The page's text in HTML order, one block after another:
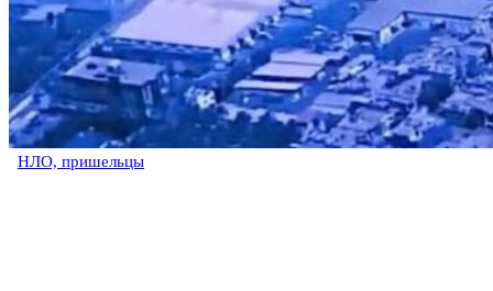
НЛО, пришельцы